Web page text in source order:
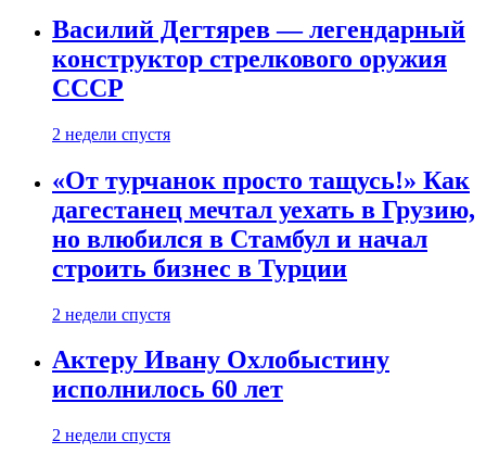
Василий Дегтярев — легендарный
конструктор стрелкового оружия
СССР
2 недели спустя
«От турчанок просто тащусь!» Как
дагестанец мечтал уехать в Грузию,
но влюбился в Стамбул и начал
строить бизнес в Турции
2 недели спустя
Актеру Ивану Охлобыстину
исполнилось 60 лет
2 недели спустя